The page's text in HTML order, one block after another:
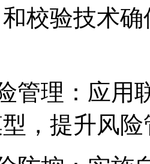
校验技术
管理：应
，提升风